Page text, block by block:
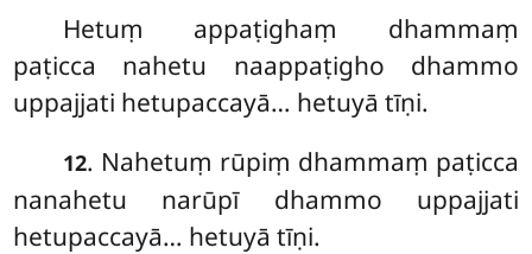
Hetuṃ appaṭighaṃ dhammaṃ
paṭicca nahetu naappaṭigho dhammo
uppajjati hetupaccayā… hetuyā tīṇi.
12. Nahetuṃ rūpiṃ dhammaṃ paṭicca
nanahetu narūpī dhammo uppajjati
hetupaccayā… hetuyā tīṇi.